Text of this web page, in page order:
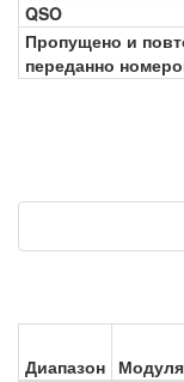
QSO
Пропущено и
переданно
Диапазон